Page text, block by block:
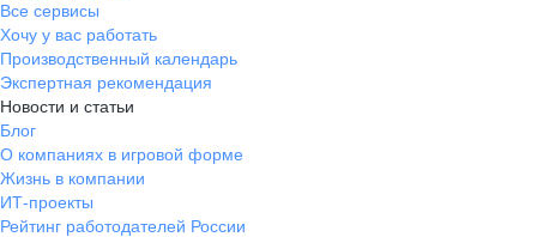
Все сервисы
Хочу у вас работать
Производственный календарь
Экспертная рекомендация
Новости и статьи
Блог
О компаниях в игровой форме
Жизнь в компании
ИТ-проекты
Рейтинг работодателей России